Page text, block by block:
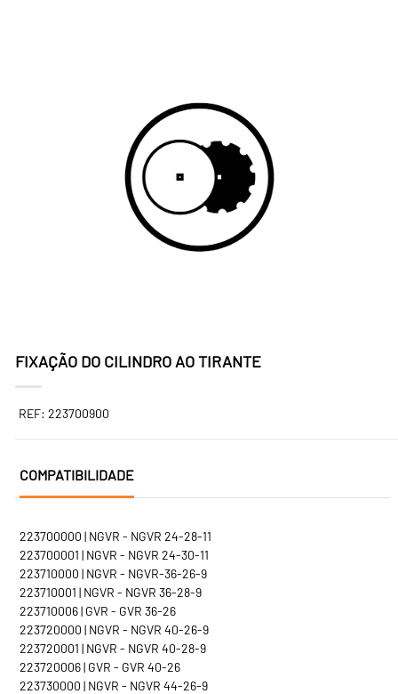
FIXAÇÃO DO CILINDRO AO TIRANTE
REF: 223700900
COMPATIBILIDADE
223700000 | NGVR - NGVR 24-28-11
223700001 | NGVR - NGVR 24-30-11
223710000 | NGVR - NGVR-36-26-9
223710001 | NGVR - NGVR 36-28-9
223710006 | GVR - GVR 36-26
223720000 | NGVR - NGVR 40-26-9
223720001 | NGVR - NGVR 40-28-9
223720006 | GVR - GVR 40-26
223730000 | NGVR - NGVR 44-26-9